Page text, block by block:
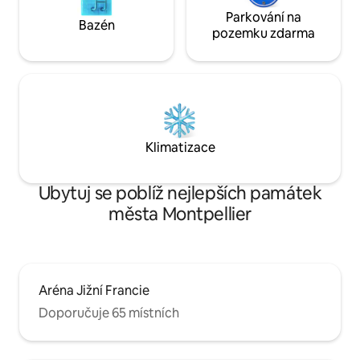
Bazén
Parkování na
pozemku zdarma
Klimatizace
Ubytuj se poblíž nejlepších památek
města Montpellier
Aréna Jižní Francie
Doporučuje 65 místních